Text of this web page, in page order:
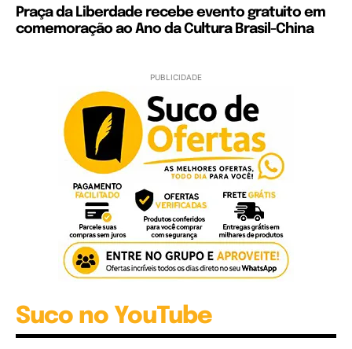
Praça da Liberdade recebe evento gratuito em
comemoração ao Ano da Cultura Brasil-China
PUBLICIDADE
Suco no YouTube